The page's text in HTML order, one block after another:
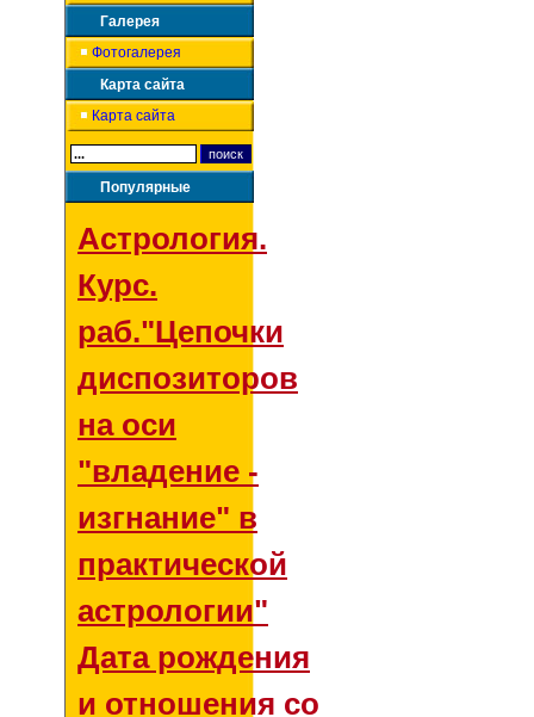
Галерея
Фотогалерея
Карта сайта
Карта сайта
Популярные
Астрология.
Курс.
раб."Цепочки
диспозиторов
на оси
"владение -
изгнание" в
практической
астрологии"
Дата рождения
и отношения со